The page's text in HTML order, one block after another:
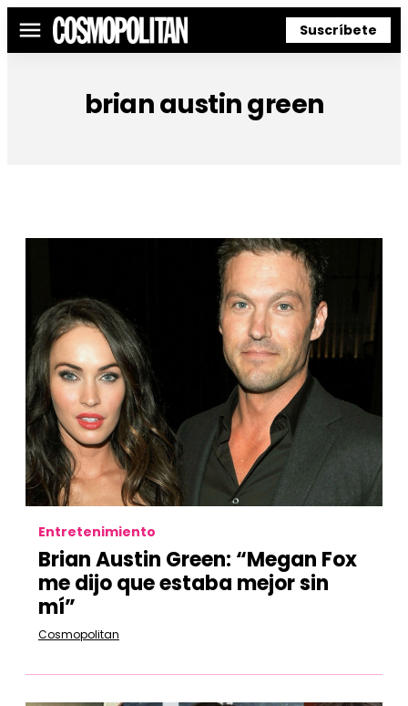
Menú Suscríbete
brian austin green
Entretenimiento
Brian Austin Green: “Megan Fox
me dijo que estaba mejor sin
mí”
Cosmopolitan